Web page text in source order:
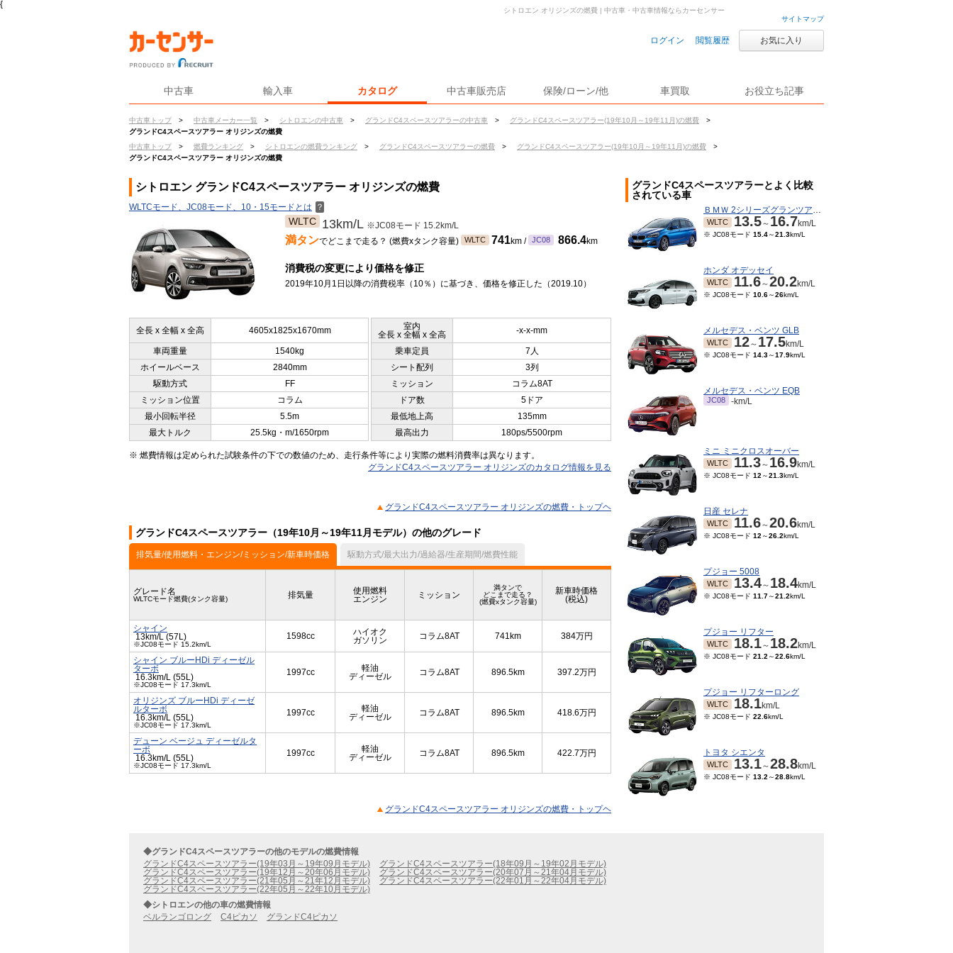
{
サイトマップ
ログイン 閲覧履歴 お気に入り
中古車 輸入車 カタログ 中古車販売店 保険/ローン/他 車買取 お役立ち記事
中古車トップ > 中古車メーカー一覧 > シトロエンの中古車 > グランドC4スペースツアラーの中古車 > グランドC4スペースツアラー(19年10月～19年11月)の燃費
>
グランドC4スペースツアラー オリジンズの燃費
中古車トップ
> 燃費ランキング > シトロエンの燃費ランキング > グランドC4スペースツアラーの燃費 > グランドC4スペースツアラー(19年10月～19年11月)の燃費
>
グランドC4スペースツアラー オリジンズの燃費
シトロエン オリジンズの燃費 | 中古車・中古車情報ならカーセンサー
シトロエン グランドC4スペースツアラー オリジンズの燃費
WLTCモード、JC08モード、10・15モードとは ？
WLTC 13km/L ※JC08モード 15.2km/L
満タンでどこまで走る？ (燃費xタンク容量) WLTC 741km / JC08 866.4km
消費税の変更により価格を修正
2019年10月1日以降の消費税率（10％）に基づき、価格を修正した（2019.10）
全長 x 全幅 x 全高 4605x1825x1670mm
室内
全長 x 全幅 x 全高
-x-x-mm
車両重量 1540kg 乗車定員
7人
ホイールベース
2840mm シート配列
3列
駆動方式
FF ミッション
コラム8AT
ミッション位置
コラム ドア数
5ドア
最小回転半径
5.5m 最低地上高
135mm
最大トルク
25.5kg・m/1650rpm 最高出力 180ps/5500rpm
※ 燃費情報は定められた試験条件の下での数値のため、走行条件等により実際の燃料消費率は異なります。
グランドC4スペースツアラー オリジンズのカタログ情報を見る
グランドC4スペースツアラー オリジンズの燃費・トップヘ
グランドC4スペースツアラー（19年10月～19年11月モデル）の他のグレード
排気量/使用燃料・エンジン/ミッション/新車時価格 駆動方式/最大出力/過給器/生産期間/燃費性能
グレード名
WLTCモード燃費(タンク容量) 排気量
使用燃料
エンジン
ミッション
満タンで
どこまで走る？
(燃費xタンク容量)
新車時価格
(税込)
シャイン
13km/L (57L)
※JC08モード 15.2km/L
1598cc
ハイオク
ガソリン
コラム8AT 741km 384万円
シャイン ブルーHDi ディーゼル
ターボ
16.3km/L (55L)
※JC08モード 17.3km/L
1997cc
軽油
ディーゼル
コラム8AT 896.5km 397.2万円
オリジンズ ブルーHDi ディーゼ
ルターボ
16.3km/L (55L)
※JC08モード 17.3km/L
1997cc
軽油
ディーゼル
コラム8AT 896.5km 418.6万円
デューン ベージュ ディーゼルタ
ーボ
16.3km/L (55L)
※JC08モード 17.3km/L
1997cc
軽油
ディーゼル
コラム8AT 896.5km 422.7万円
グランドC4スペースツアラー オリジンズの燃費・トップヘ
グランドC4スペースツアラーとよく比較
されている車
ＢＭＷ 2シリーズグランツアラー
WLTC 13.5～ 16.7km/L
※ JC08モード 15.4～21.3km/L
ホンダ オデッセイ
WLTC 11.6～20.2km/L
※ JC08モード 10.6～26km/L
メルセデス・ベンツ GLB
WLTC 12～ 17.5km/L
※ JC08モード 14.3～17.9km/L
メルセデス・ベンツ EQB
JC08 -km/L
ミニ ミニクロスオーバー
WLTC 11.3～ 16.9km/L
※ JC08モード 12 ～21.3km/L
日産 セレナ
WLTC 11.6～20.6km/L
※ JC08モード 12 ～26.2km/L
プジョー 5008
WLTC 13.4～ 18.4km/L
※ JC08モード 11.7～21.2km/L
プジョー リフター
WLTC 18.1～ 18.2km/L
※ JC08モード 21.2 ～22.6km/L
プジョー リフターロング
WLTC 18.1km/L
※ JC08モード 22.6km/L
トヨタ シエンタ
WLTC 13.1～28.8km/L
※ JC08モード 13.2 ～28.8km/L
◆グランドC4スペースツアラーの他のモデルの燃費情報
グランドC4スペースツアラー(19年03月～19年09月モデル)
グランドC4スペースツアラー(18年09月～19年02月モデル)
グランドC4スペースツアラー(19年12月～20年06月モデル)
グランドC4スペースツアラー(20年07月～21年04月モデル)
グランドC4スペースツアラー(21年05月～21年12月モデル)
グランドC4スペースツアラー(22年01月～22年04月モデル)
グランドC4スペースツアラー(22年05月～22年10月モデル)
◆シトロエンの他の車の燃費情報
ベルランゴロング
C4ピカソ グランドC4ピカソ